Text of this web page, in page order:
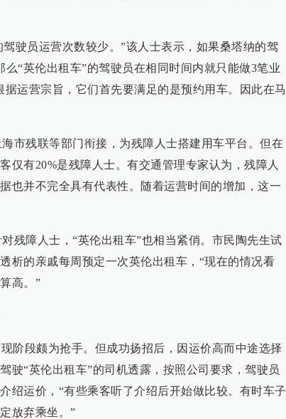
驶员运营次数较少。”该人士表示，如果桑塔纳的驾
“英伦出租车”的驾驶员在相同时间内就只能做3笔业
据运营宗旨，它们首先要满足的是预约用车。因此在马
残联等部门衔接，为残障人士搭建用车平台。但在
仅有20%是残障人士。有交通管理专家认为，残障人
也并不完全具有代表性。随着运营时间的增加，这一
障人士，“英伦出租车”也相当紧俏。市民陶先生试
析的亲戚每周预定一次英伦出租车，“现在的情况看
高。”
段颇为抢手。但成功扬招后，因运价高而中途选择
驶“英伦出租车”的司机透露，按照公司要求，驾驶员
绍运价，“有些乘客听了介绍后开始做比较。有时车子
放弃乘坐。”